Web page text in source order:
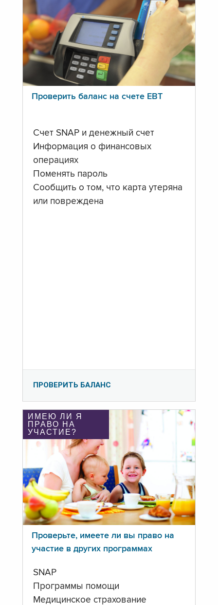
Проверить баланс на счете ЕВТ
Счет SNAP и денежный счет
Информация о финансовых
операциях
Поменять пароль
Сообщить о том, что карта утеряна
или повреждена
ПРОВЕРИТЬ БАЛАНС
ИМЕЮ ЛИ Я
ПРАВО НА
УЧАСТИЕ?
Проверьте, имеете ли вы право на
участие в других программах
SNAP
Программы помощи
Медицинское страхование